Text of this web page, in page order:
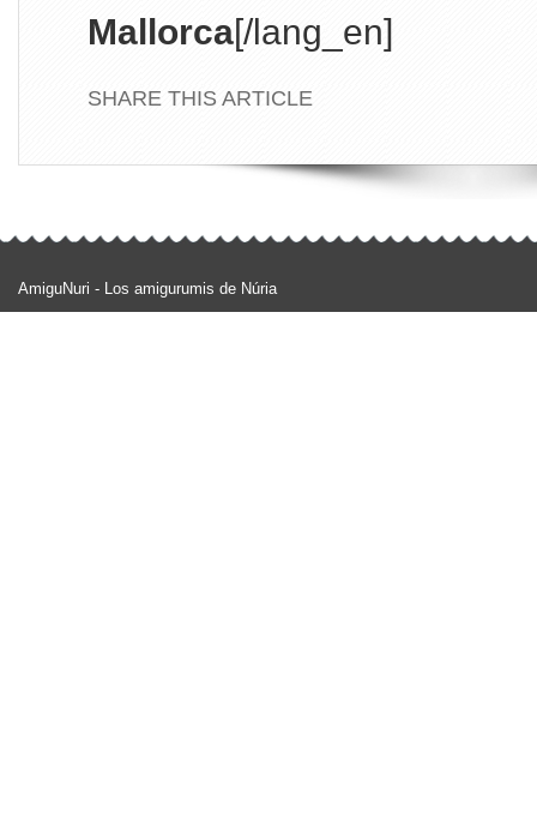
Mallorca[/lang_en]
SHARE THIS ARTICLE
AmiguNuri - Los amigurumis de Núria